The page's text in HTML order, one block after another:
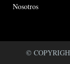
Nosotros
©